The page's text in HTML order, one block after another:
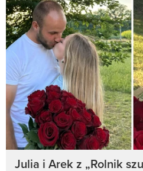
Julia i Arek z „Rolnik